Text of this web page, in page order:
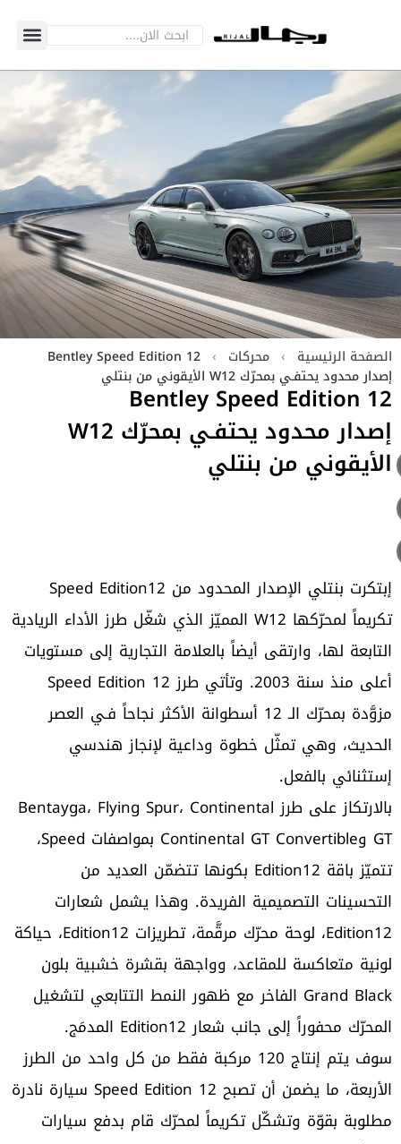
الصفحة الرئيسية › محركات ›
Bentley Speed Edition 12
إصدار محدود يحتفـي بمحرّك W12 الأيقوني من بنتلي
Bentley Speed Edition 12
إصدار محدود يحتفـي بمحرّك W12
الأيقوني من بنتلي
إبتكرت بنتلي الإصدار المحدود من Speed Edition12
تكريماً لمحرّكها W12 المميّز الذي شغّل طرز الأداء الريادية
التابعة لها، وارتقى أيضاً بالعلامة التجارية إلى مستويات
أعلى منذ سنة 2003. وتأتي طرز Speed Edition 12
مزوَّدة بمحرّك الـ 12 أسطوانة الأكثر نجاحاً فـي العصر
الحديث، وهي تمثّل خطوة وداعية لإنجاز هندسي
إستثنائي بالفعل.
بالارتكاز على طرز Bentayga، Flying Spur، Continental
GT وContinental GT Convertible بمواصفات Speed،
تتميّز باقة Edition12 بكونها تتضمّن العديد من
التحسينات التصميمية الفريدة. وهذا يشمل شعارات
Edition12، لوحة محرّك مرقَّمة، تطريزات Edition12، حياكة
لونية متعاكسة للمقاعد، وواجهة بقشرة خشبية بلون
Grand Black الفاخر مع ظهور النمط التتابعي لتشغيل
المحرّك محفوراً إلى جانب شعار Edition12 المدمَج.
سوف يتم إنتاج 120 مركبة فقط من كل واحد من الطرز
الأربعة، ما يضمن أن تصبح Speed Edition 12 سيارة نادرة
مطلوبة بقوّة وتشكّل تكريماً لمحرّك قام بدفع سيارات